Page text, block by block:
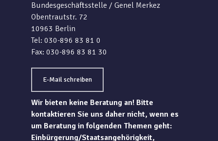
Bundesgeschäftsstelle / Genel Merkez
Obentrautstr. 72
10963 Berlin
Tel: 030-896 83 81 0
Fax: 030-896 83 81 30
E-Mail schreiben
Wir bieten keine Beratung an! Bitte
kontaktieren Sie uns daher nicht, wenn es
um Beratung in folgenden Themen geht:
Einbürgerung/Staatsangehörigkeit,